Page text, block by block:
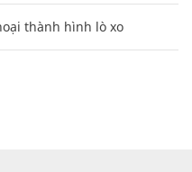
thành hình lò xo